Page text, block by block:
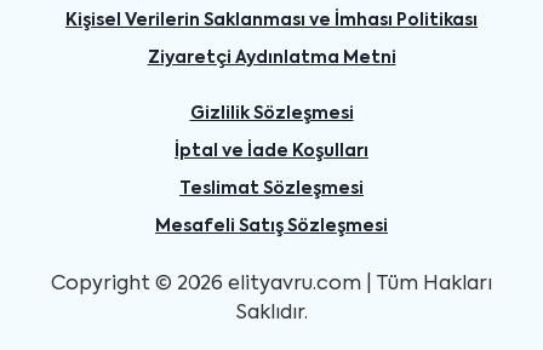
Kişisel Verilerin Saklanması ve İmhası Politikası
Ziyaretçi Aydınlatma Metni
Gizlilik Sözleşmesi
İptal ve İade Koşulları
Teslimat Sözleşmesi
Mesafeli Satış Sözleşmesi
Copyright © 2026 elityavru.com | Tüm Hakları
Saklıdır.